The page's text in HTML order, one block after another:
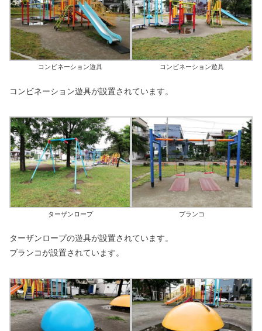
コンビネーション遊具 コンビネーション遊具
コンビネーション遊具が設置されています。
ターザンロープ ブランコ
ターザンロープの遊具が設置されています。
ブランコが設置されています。